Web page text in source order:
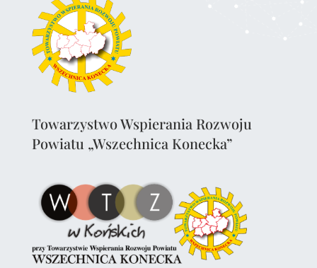
Towarzystwo Wspierania Rozwoju
Powiatu „Wszechnica Konecka”